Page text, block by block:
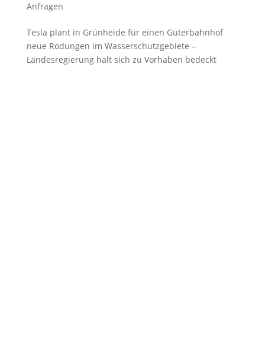
Anfragen
Tesla plant in Grünheide für einen Güterbahnhof
neue Rodungen im Wasserschutzgebiete –
Landesregierung hält sich zu Vorhaben bedeckt